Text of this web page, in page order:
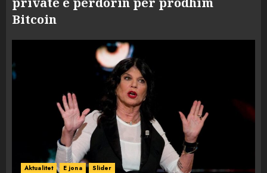
Bitcoin
Aktualitet E jona Slider